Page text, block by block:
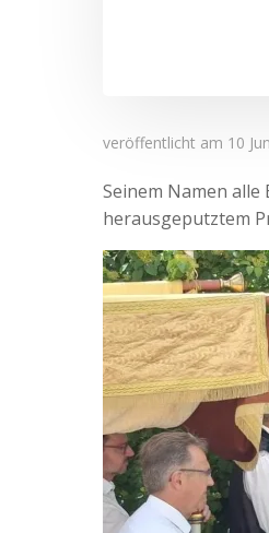
veröffentlicht am 10
Seinem Namen
herausgeputztem